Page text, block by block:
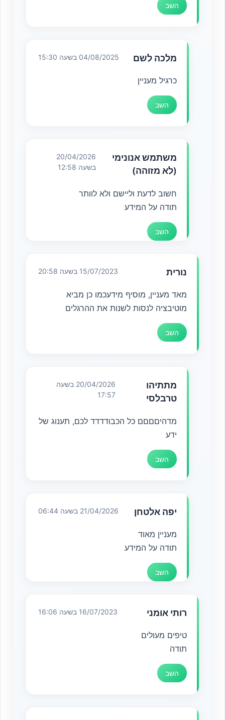
השב
מלכה לשם 04/08/2025 בשעה 15:30
כרגיל מעניין
השב
משתמש אנונימי
(לא מזוהה)
20/04/2026
בשעה 12:58
חשוב לדעת וליישם ולא לוותר
תודה על המידע
השב
נורית 15/07/2023 בשעה 20:58
מאד מעניין, מוסיף מידעכמו כן מביא
מוטיבציה לנסות לשנות את ההרגלים
השב
מתתיהו
טרבלסי
20/04/2026 בשעה
17:57
מדהיםםםם כל הכבודדדד לכם, תענוג של
ידע
השב
יפה אלטחן 21/04/2026 בשעה 06:44
מעניין מאוד
תודה על המידע
השב
רותי אומני 16/07/2023 בשעה 16:06
טיפים מעולים
תודה
השב